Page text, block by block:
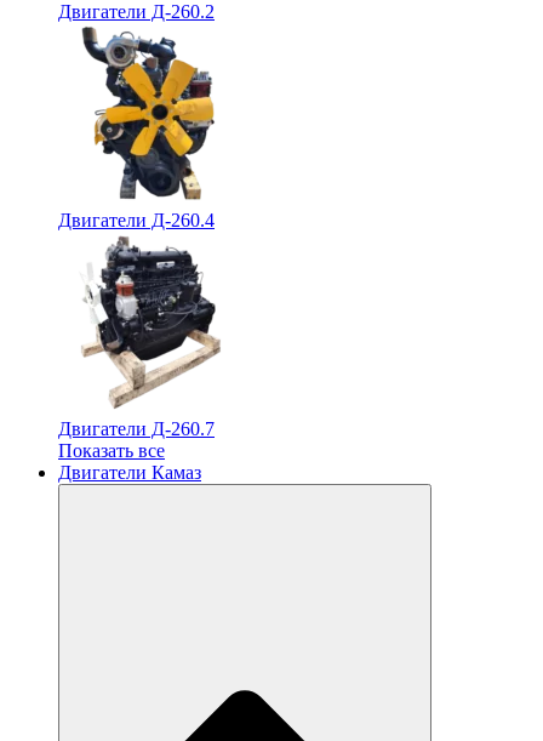
Двигатели Д-260.2
Двигатели Д-260.4
Двигатели Д-260.7
Показать все
Двигатели Камаз